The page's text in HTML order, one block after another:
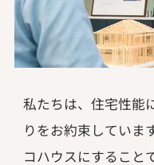
私たちは、住宅性能
りをお約束していま
コハウスにすること